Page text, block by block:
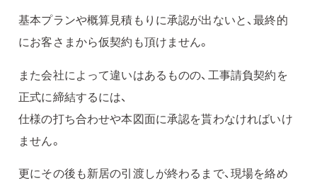
基本プランや概算見積もりに承認が出ないと、最終的
にお客さまから仮契約も頂けません。
また会社によって違いはあるものの、工事請負契約を
正式に締結するには、
仕様の打ち合わせや本図面に承認を貰わなければいけ
ません。
更にその後も新居の引渡しが終わるまで、現場を絡め